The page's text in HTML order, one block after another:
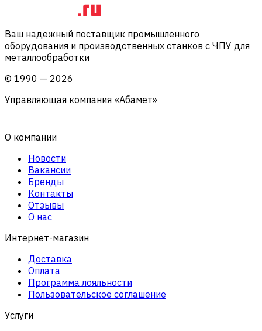
Ваш надежный поставщик промышленного
оборудования и производственных станков с ЧПУ для
металлообработки
© 1990 — 2026
Управляющая компания «Абамет»
О компании
Новости
Вакансии
Бренды
Контакты
Отзывы
О нас
Интернет-магазин
Доставка
Оплата
Программа лояльности
Пользовательское соглашение
Услуги